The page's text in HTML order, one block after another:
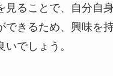
見ることで、自分自
できるため、興味を
でしょう。